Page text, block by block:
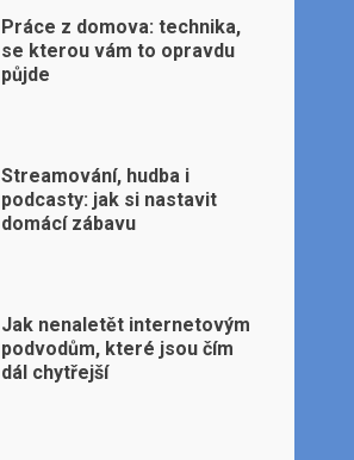
Práce z domova: technika,
se kterou vám to opravdu
půjde
Streamování, hudba i
podcasty: jak si nastavit
domácí zábavu
Jak nenaletět internetovým
podvodům, které jsou čím
dál chytřejší